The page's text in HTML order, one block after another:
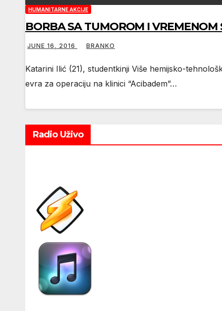
HUMANITARNE AKCIJE
BORBA SA TUMOROM I
JUNE 16, 2016 BRANKO
Katarini Ilić (21), studentkinji Više hemijsko-
evra za operaciju na klinici “Acibadem”…
Radio Uživo